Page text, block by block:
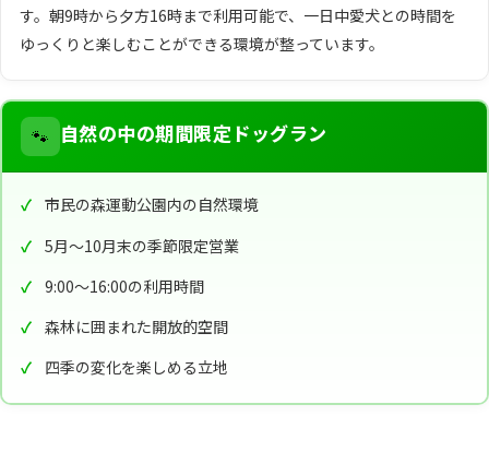
す。朝9時から夕方16時まで利用可能で、一日中愛犬との時間を
ゆっくりと楽しむことができる環境が整っています。
🐾 自然の中の期間限定ドッグラン
市民の森運動公園内の自然環境
5月〜10月末の季節限定営業
9:00〜16:00の利用時間
森林に囲まれた開放的空間
四季の変化を楽しめる立地